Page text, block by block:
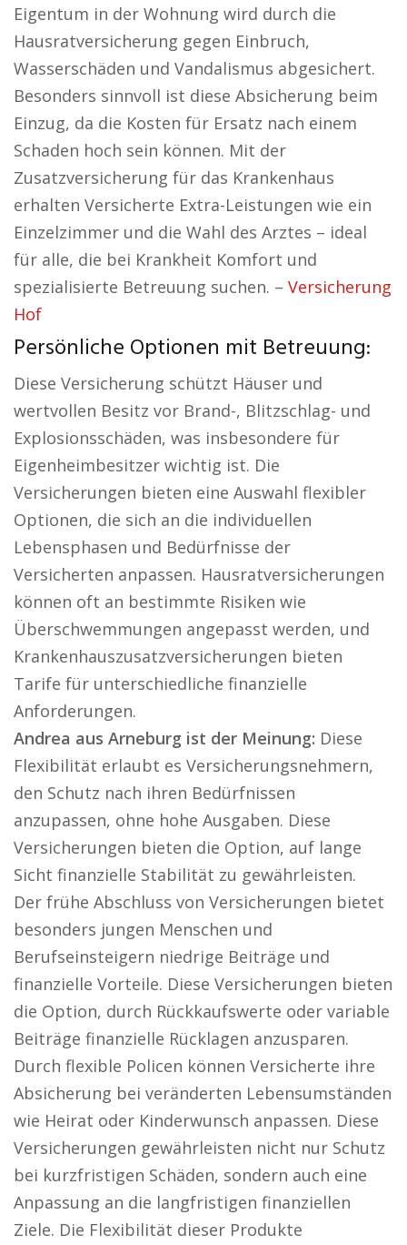
Eigentum in der Wohnung wird durch die
Hausratversicherung gegen Einbruch,
Wasserschäden und Vandalismus abgesichert.
Besonders sinnvoll ist diese Absicherung beim
Einzug, da die Kosten für Ersatz nach einem
Schaden hoch sein können. Mit der
Zusatzversicherung für das Krankenhaus
erhalten Versicherte Extra-Leistungen wie ein
Einzelzimmer und die Wahl des Arztes – ideal
für alle, die bei Krankheit Komfort und
spezialisierte Betreuung suchen. – Versicherung
Hof
Persönliche Optionen mit Betreuung:
Diese Versicherung schützt Häuser und
wertvollen Besitz vor Brand-, Blitzschlag- und
Explosionsschäden, was insbesondere für
Eigenheimbesitzer wichtig ist. Die
Versicherungen bieten eine Auswahl flexibler
Optionen, die sich an die individuellen
Lebensphasen und Bedürfnisse der
Versicherten anpassen. Hausratversicherungen
können oft an bestimmte Risiken wie
Überschwemmungen angepasst werden, und
Krankenhauszusatzversicherungen bieten
Tarife für unterschiedliche finanzielle
Anforderungen.
Andrea aus Arneburg ist der Meinung: Diese
Flexibilität erlaubt es Versicherungsnehmern,
den Schutz nach ihren Bedürfnissen
anzupassen, ohne hohe Ausgaben. Diese
Versicherungen bieten die Option, auf lange
Sicht finanzielle Stabilität zu gewährleisten.
Der frühe Abschluss von Versicherungen bietet
besonders jungen Menschen und
Berufseinsteigern niedrige Beiträge und
finanzielle Vorteile. Diese Versicherungen bieten
die Option, durch Rückkaufswerte oder variable
Beiträge finanzielle Rücklagen anzusparen.
Durch flexible Policen können Versicherte ihre
Absicherung bei veränderten Lebensumständen
wie Heirat oder Kinderwunsch anpassen. Diese
Versicherungen gewährleisten nicht nur Schutz
bei kurzfristigen Schäden, sondern auch eine
Anpassung an die langfristigen finanziellen
Ziele. Die Flexibilität dieser Produkte